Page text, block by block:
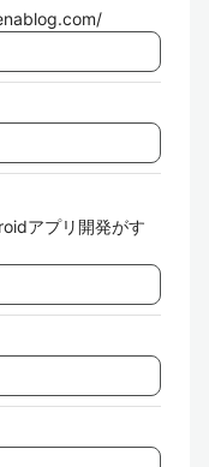
アプリ開発がす